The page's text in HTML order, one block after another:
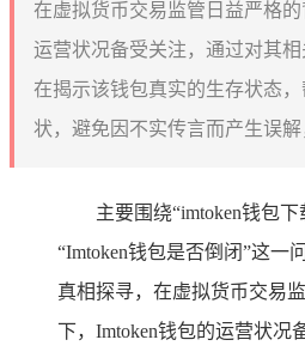
在虚拟货币交易监管日益严格
运营状况备受关注，通过对其
在揭示该钱包真实的生存状态
状，避免因不实传言而产生误解
主要围绕“imtoken钱包
“Imtoken钱包是否倒闭”这一
真相探寻，在虚拟货币交易
下，Imtoken钱包的运营状况